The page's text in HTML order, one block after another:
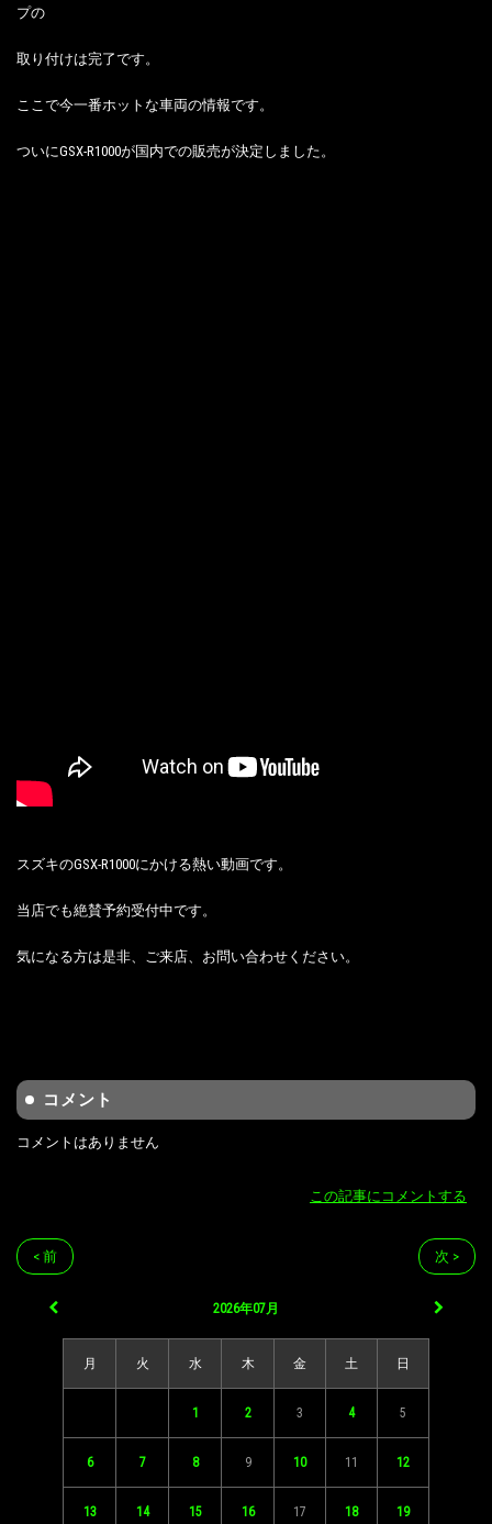
プの
取り付けは完了です。
ここで今一番ホットな車両の情報です。
ついにGSX-R1000が国内での販売が決定しました。
スズキのGSX-R1000にかける熱い動画です。
当店でも絶賛予約受付中です。
気になる方は是非、ご来店、お問い合わせください。
コメント
コメントはありません
この記事にコメントする
< 前 次 >
2026年07月
月 火 水 木 金 土 日
1 2 3 4 5
6 7 8 9 10 11 12
13 14 15 16 17 18 19